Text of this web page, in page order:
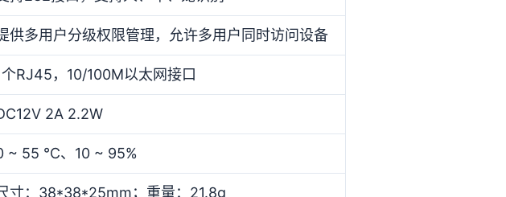
供多用户分级权限管理，允许多用户同时访问设备
个RJ45，10/100M以太网接口
2A 2.2W
~ 55 ℃、10 ~ 95%
寸：38*38*25mm；重量：21.8g